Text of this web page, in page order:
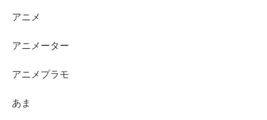
アニメ
アニメーター
アニメプラモ
あま